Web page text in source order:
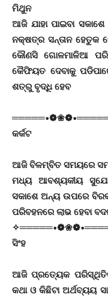
ମିଥୁନ
ଆଜି ଯାହା ପାଇବା
ନକ୍ଷତ୍ର ସନ୍ତାନ ହେତୁକ
କୌଣସି ଗୋଳମାଳିଆ
କୈଫିୟତ ଦେବାକୁ
ଶତ୍ରୁ ବୃଦ୍ଧି ହେବ
କର୍କଟ
ଆଜି ବିଳମ୍ବିତ ସମୟରେ
ମଧ୍ୟ ଆବଶ୍ୟକୀୟ
ସକାଶେ ଅନ୍ୟ ଉପରେ
ପରିବହନରେ ଲାଭ ହେବା
ସିଂହ
ଆଜି ପ୍ରତ୍ୟେକ
କଥା ଓ କିଛିଟା ଅର୍ଥବ୍ୟୟ